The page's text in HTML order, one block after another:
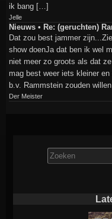
ik bang […]
Jelle
Nieuws • Re: (geruchten)
Dat zou best jammer
show doenJa dat ben ik wel
niet meer zo groots als dat
mag best weer iets kleiner
b.v. Rammstein zouden
Der Meister
Zoek
naar: